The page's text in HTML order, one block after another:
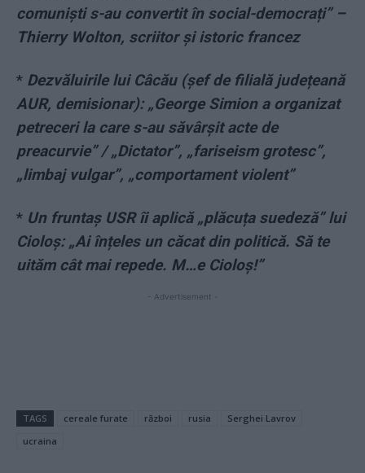
comuniști s-au convertit în social-democrați” –
Thierry Wolton, scriitor și istoric francez
* Dezvăluirile lui Câcău (șef de filială județeană
AUR, demisionar): „George Simion a organizat
petreceri la care s-au săvârșit acte de
preacurvie” / „Dictator”, „fariseism grotesc”,
„limbaj vulgar”, „comportament violent”
* Un fruntaș USR îi aplică „plăcuța suedeză” lui
Cioloș: „Ai înțeles un căcat din politică. Să te
uităm cât mai repede. M…e Cioloș!”
- Advertisement -
TAGS cereale furate război rusia
Serghei Lavrov
ucraina